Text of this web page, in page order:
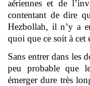
aériennes et de
contentant de dire
Hezbollah, il n’y a
quoi que ce soit à cet
Sans entrer dans les
peu probable que
émerger dure très